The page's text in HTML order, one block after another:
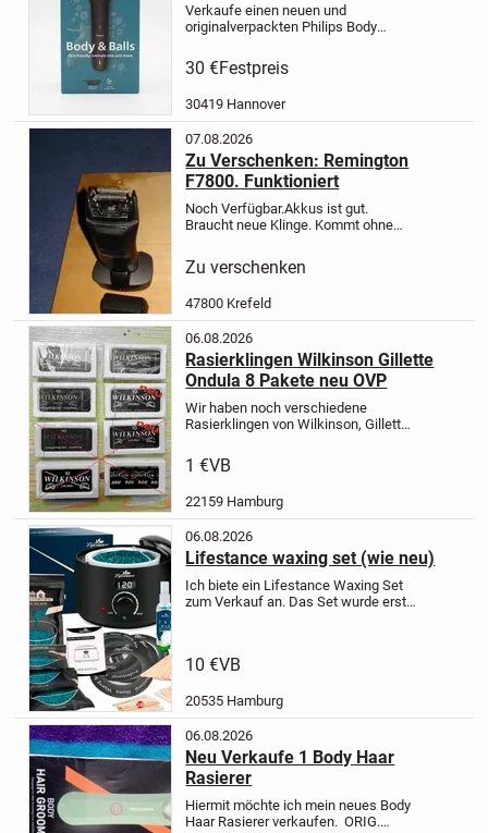
Verkaufe einen neuen und
originalverpackten Philips Body
Series.Produktdetails:
originalverpackt✅ Philips Body
Shave System✅ Für Körper-...
30 €Festpreis
30419 Hannover
07.08.2026
Zu Verschenken: Remington
F7800. Funktioniert
Noch Verfügbar.Akkus ist gut.
Braucht neue Klinge. Kommt ohne
Zu verschenken
47800 Krefeld
06.08.2026
Rasierklingen Wilkinson Gillette
Ondula 8 Pakete neu OVP
Wir haben noch verschiedene
Rasierklingen von Wilkinson, Gillette
Sword Edge >4 Pakete< zu je 10
Stück neu und OVP
1 €VB
22159 Hamburg
06.08.2026
Lifestance waxing set (wie neu)
Ich biete ein Lifestance Waxing Set
zum Verkauf an. Das Set wurde erst
enthalten, die...
10 €VB
20535 Hamburg
06.08.2026
Neu Verkaufe 1 Body Haar
Rasierer
Hiermit möchte ich mein neues Body
Haar Rasierer verkaufen.ORIG.